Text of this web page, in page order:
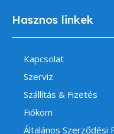
Hasznos linkek
Kapcsolat
Szerviz
Szállítás & Fizetés
Fiókom
Általános Szerződési